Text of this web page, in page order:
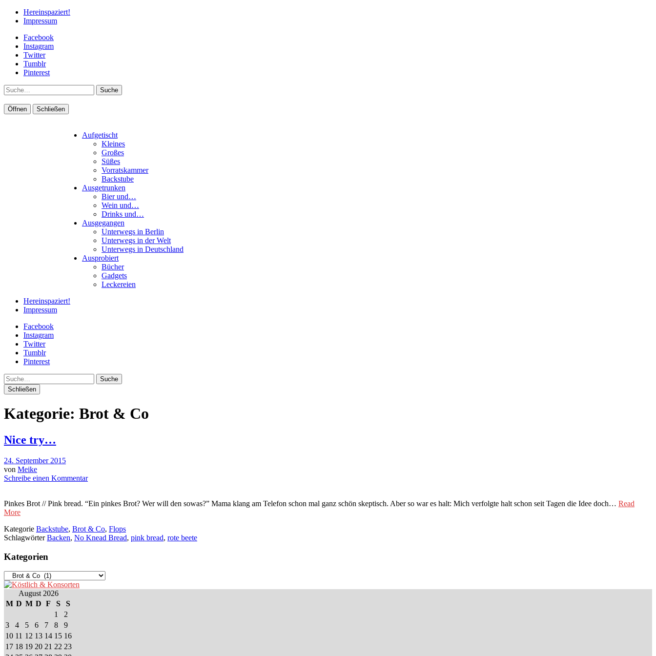
Hereinspaziert!
Impressum
Facebook
Instagram
Twitter
Tumblr
Pinterest
Suche
Öffnen Schließen
Aufgetischt
Kleines
Großes
Süßes
Vorratskammer
Backstube
Ausgetrunken
Bier und…
Wein und…
Drinks und…
Ausgegangen
Unterwegs in Berlin
Unterwegs in der Welt
Unterwegs in Deutschland
Ausprobiert
Bücher
Gadgets
Leckereien
Hereinspaziert!
Impressum
Facebook
Instagram
Twitter
Tumblr
Pinterest
Suche
Schließen
Kategorie: Brot & Co
Nice try…
24. September 2015
von Meike
Schreibe einen Kommentar
Pinkes Brot // Pink bread. “Ein pinkes Brot? Wer will den sowas?” Mama klang am Telefon schon mal ganz schön skeptisch. Aber so war es halt: Mich verfolgte halt schon seit Tagen die Idee doch… Read
More
Kategorie Backstube, Brot & Co, Flops
SchlagwörterBacken, No Knead Bread, pink bread, rote beete
Kategorien
Kategorien
August 2026
M D M D F S
S
1
2
3
4 5 6 7 8
9
10 11 12 13 14 15 16
17 18 19 20 21 22 23